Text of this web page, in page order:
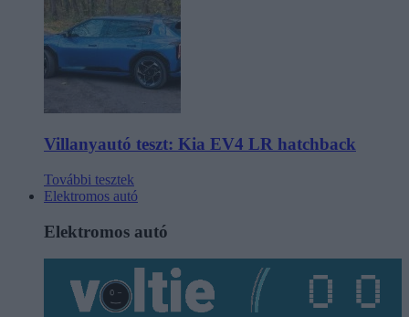
Villanyautó teszt: Kia EV4 LR hatchback
További tesztek
Elektromos autó
Elektromos autó